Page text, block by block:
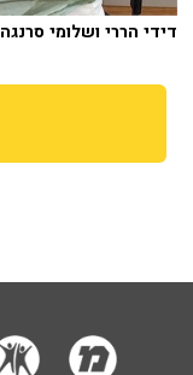
דידי הררי ושלומי סרנגה